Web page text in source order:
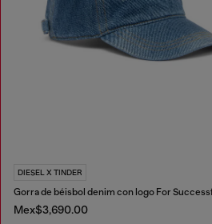
DIESEL X TINDER
Gorra de béisbol denim con logo For
Mex$3,690.00